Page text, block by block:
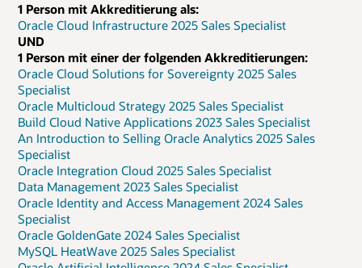
1 Person mit Akkreditierung als:
Oracle Cloud Infrastructure 2025 Sales Specialist
UND
1 Person mit einer der folgenden Akkreditierungen:
Oracle Cloud Solutions for Sovereignty 2025 Sales
Specialist
Oracle Multicloud Strategy 2025 Sales Specialist
Build Cloud Native Applications 2023 Sales Specialist
An Introduction to Selling Oracle Analytics 2025 Sales
Specialist
Oracle Integration Cloud 2025 Sales Specialist
Data Management 2023 Sales Specialist
Oracle Identity and Access Management 2024 Sales
Specialist
Oracle GoldenGate 2024 Sales Specialist
MySQL HeatWave 2025 Sales Specialist